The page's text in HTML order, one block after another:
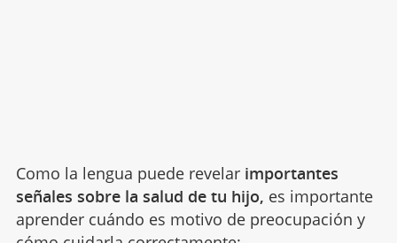
Como la lengua puede revelarimportantes
señales sobre la salud de tu hijo, es importante
aprender cuándo es motivo de preocupación y